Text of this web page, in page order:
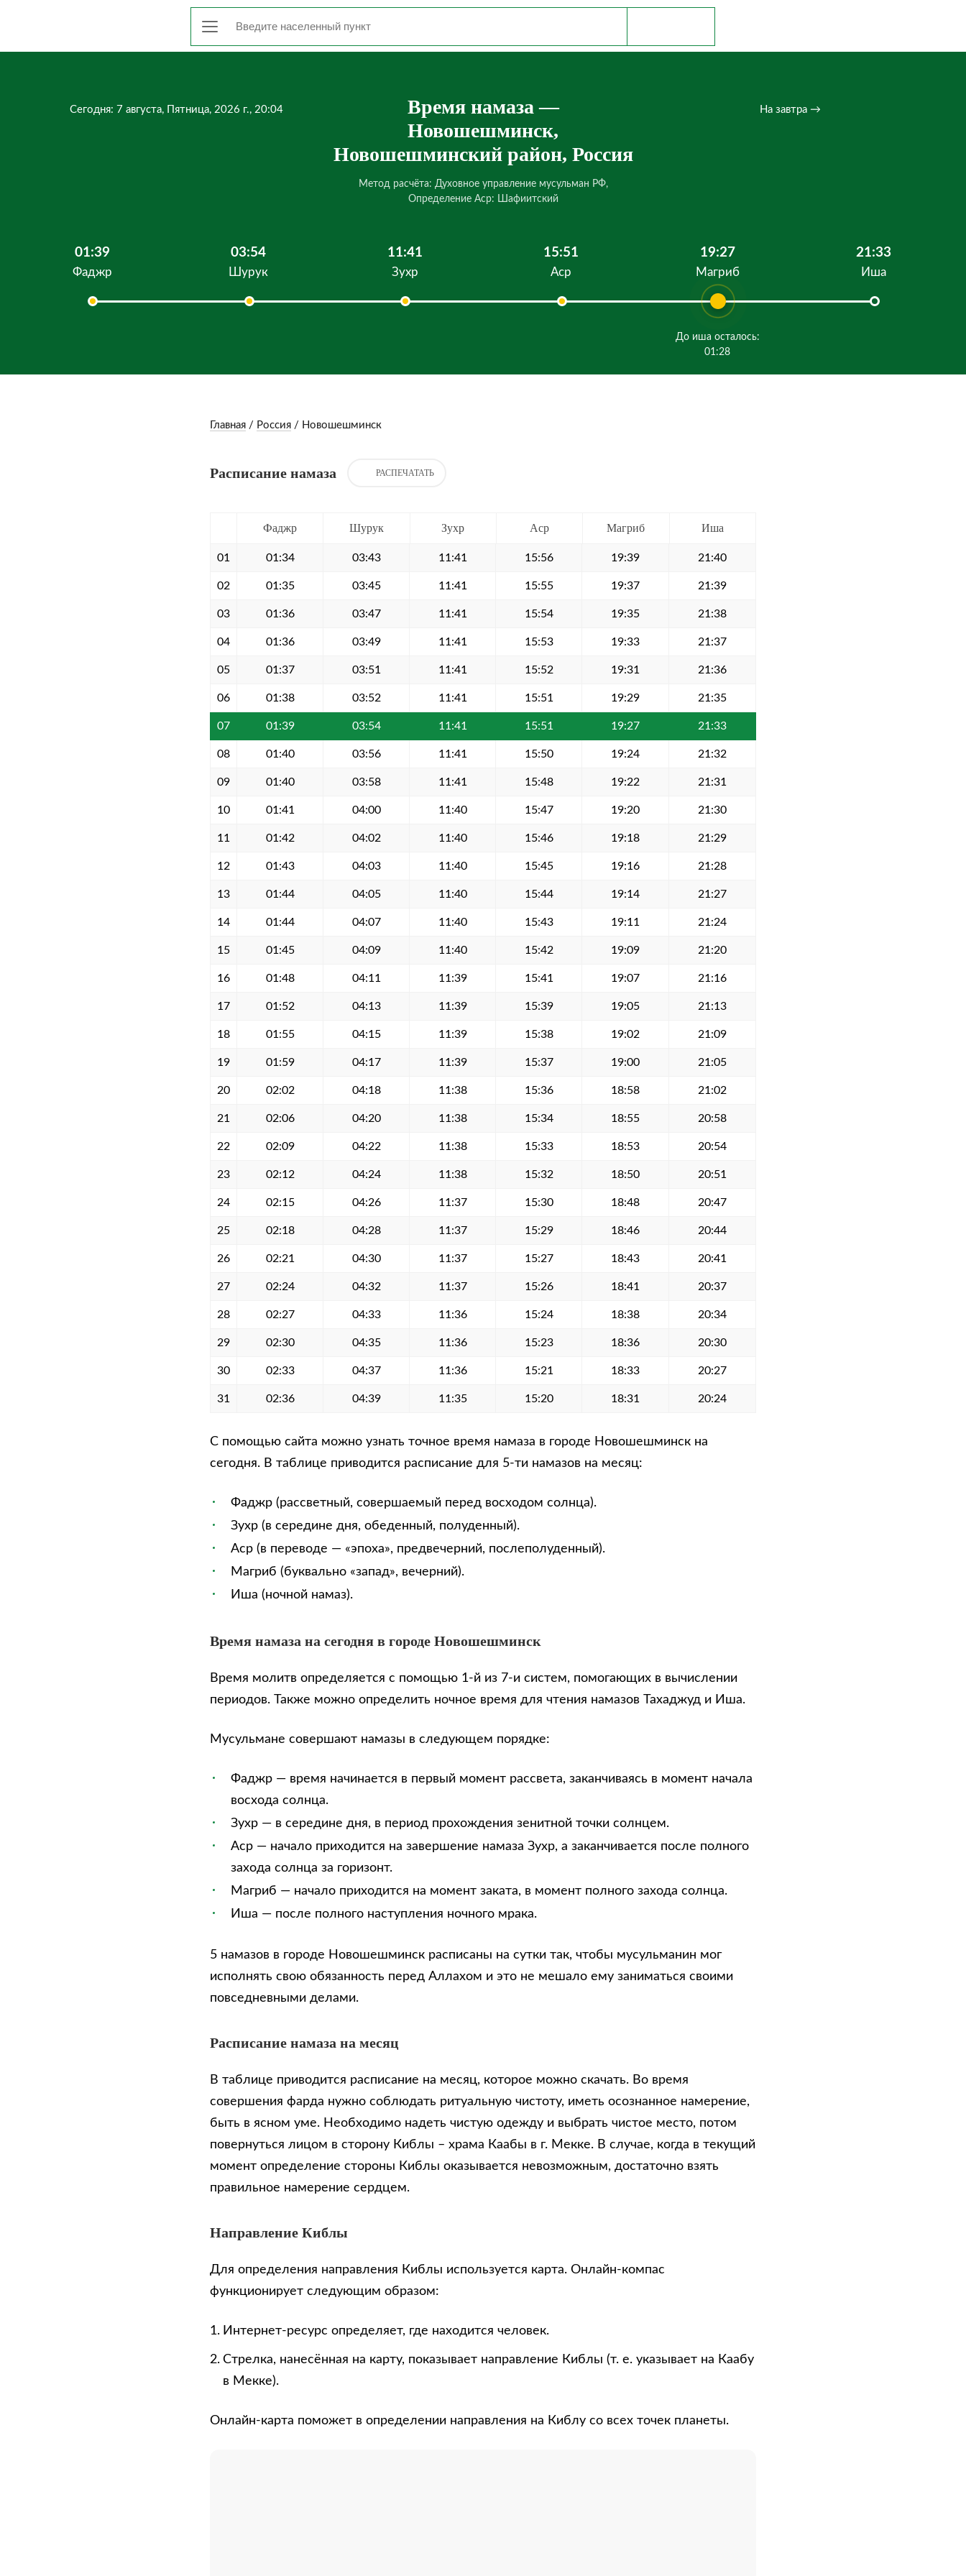
Сегодня: 7 августа, Пятница, 2026 г., 20:04
Время намаза —
Новошешминск,
Новошешминский район, Россия
Метод расчёта: Духовное управление мусульман РФ,
Определение Аср: Шафиитский
На завтра →
01:39
Фаджр
03:54
Шурук
11:41
Зухр
15:51
Аср
19:27
Магриб
До иша осталось:
01:28
21:33
Иша
Главная / Россия / Новошешминск
Расписание намаза РАСПЕЧАТАТЬ
Фаджр Шурук Зухр Аср Магриб Иша
01 01:34 03:43 11:41 15:56 19:39 21:40
02 01:35 03:45 11:41 15:55 19:37 21:39
03 01:36 03:47 11:41 15:54 19:35 21:38
04 01:36 03:49 11:41 15:53 19:33 21:37
05 01:37 03:51 11:41 15:52 19:31 21:36
06 01:38 03:52 11:41 15:51 19:29 21:35
07 01:39 03:54 11:41 15:51 19:27 21:33
08 01:40 03:56 11:41 15:50 19:24 21:32
09 01:40 03:58 11:41 15:48 19:22 21:31
10 01:41 04:00 11:40 15:47 19:20 21:30
11 01:42 04:02 11:40 15:46 19:18 21:29
12 01:43 04:03 11:40 15:45 19:16 21:28
13 01:44 04:05 11:40 15:44 19:14 21:27
14 01:44 04:07 11:40 15:43 19:11 21:24
15 01:45 04:09 11:40 15:42 19:09 21:20
16 01:48 04:11 11:39 15:41 19:07 21:16
17 01:52 04:13 11:39 15:39 19:05 21:13
18 01:55 04:15 11:39 15:38 19:02 21:09
19 01:59 04:17 11:39 15:37 19:00 21:05
20 02:02 04:18 11:38 15:36 18:58 21:02
21 02:06 04:20 11:38 15:34 18:55 20:58
22 02:09 04:22 11:38 15:33 18:53 20:54
23 02:12 04:24 11:38 15:32 18:50 20:51
24 02:15 04:26 11:37 15:30 18:48 20:47
25 02:18 04:28 11:37 15:29 18:46 20:44
26 02:21 04:30 11:37 15:27 18:43 20:41
27 02:24 04:32 11:37 15:26 18:41 20:37
28 02:27 04:33 11:36 15:24 18:38 20:34
29 02:30 04:35 11:36 15:23 18:36 20:30
30 02:33 04:37 11:36 15:21 18:33 20:27
31 02:36 04:39 11:35 15:20 18:31 20:24
С помощью сайта можно узнать точное время намаза в городе Новошешминск на
сегодня. В таблице приводится расписание для 5-ти намазов на месяц:
Фаджр (рассветный, совершаемый перед восходом солнца).
Зухр (в середине дня, обеденный, полуденный).
Аср (в переводе — «эпоха», предвечерний, послеполуденный).
Магриб (буквально «запад», вечерний).
Иша (ночной намаз).
Время намаза на сегодня в городе Новошешминск
Время молитв определяется с помощью 1-й из 7-и систем, помогающих в вычислении
периодов. Также можно определить ночное время для чтения намазов Тахаджуд и Иша.
Мусульмане совершают намазы в следующем порядке:
Фаджр — время начинается в первый момент рассвета, заканчиваясь в момент начала
восхода солнца.
Зухр — в середине дня, в период прохождения зенитной точки солнцем.
Аср — начало приходится на завершение намаза Зухр, а заканчивается после полного
захода солнца за горизонт.
Магриб — начало приходится на момент заката, в момент полного захода солнца.
Иша — после полного наступления ночного мрака.
5 намазов в городе Новошешминск расписаны на сутки так, чтобы мусульманин мог
исполнять свою обязанность перед Аллахом и это не мешало ему заниматься своими
повседневными делами.
Расписание намаза на месяц
В таблице приводится расписание на месяц, которое можно скачать. Во время
совершения фарда нужно соблюдать ритуальную чистоту, иметь осознанное намерение,
быть в ясном уме. Необходимо надеть чистую одежду и выбрать чистое место, потом
повернуться лицом в сторону Киблы – храма Каабы в г. Мекке. В случае, когда в текущий
момент определение стороны Киблы оказывается невозможным, достаточно взять
правильное намерение сердцем.
Направление Киблы
Для определения направления Киблы используется карта. Онлайн-компас
функционирует следующим образом:
Интернет-ресурс определяет, где находится человек.
Стрелка, нанесённая на карту, показывает направление Киблы (т. е. указывает на Каабу
в Мекке).
Онлайн-карта поможет в определении направления на Киблу со всех точек планеты.